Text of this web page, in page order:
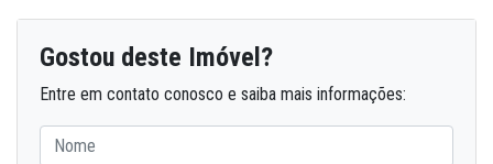
Gostou deste Imóvel?
Entre em contato conosco e saiba mais informações: